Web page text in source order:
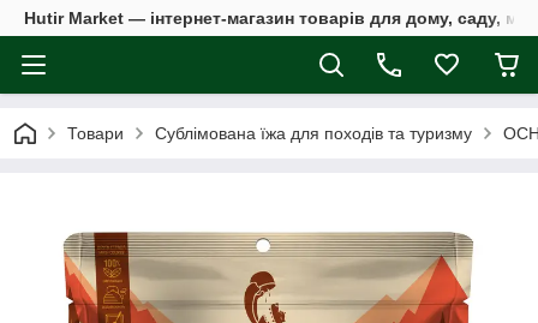
Hutir Market — інтернет-магазин товарів для дому, саду,
Товари Сублімована їжа для походів та туризму